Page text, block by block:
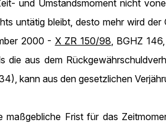
und Umstandsmoment nicht
untätig bleibt, desto mehr wird
2000 - X ZR 150/98, BGHZ
die aus dem
kann aus den gesetzlichen
maßgebliche Frist für das